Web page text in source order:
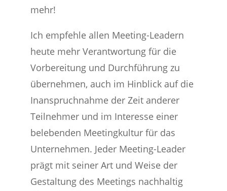
mehr!
Ich empfehle allen Meeting-Leadern
heute mehr Verantwortung für die
Vorbereitung und Durchführung zu
übernehmen, auch im Hinblick auf die
Inanspruchnahme der Zeit anderer
Teilnehmer und im Interesse einer
belebenden Meetingkultur für das
Unternehmen. Jeder Meeting-Leader
prägt mit seiner Art und Weise der
Gestaltung des Meetings nachhaltig